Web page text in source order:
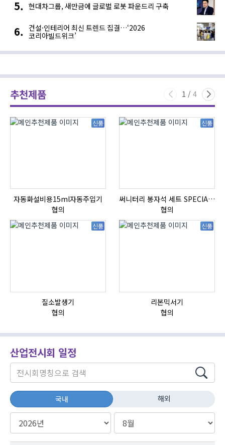
현대차그룹, 새만금에 글로벌 로봇 파운드리 구축
건설·인테리어 최신 트렌드 집결…‘2026
코리아빌드위크’
추천제품 1 / 4
신품
자동화설비용15ml자동주입기
협의
신품
써니터리 봉자석 세트 SPECIAL , 봉자석 , 자석봉 , 호퍼용자석 , 전자석
협의
신품
질소발생기
협의
신품
리본믹서기
협의
산업전시회 일정
국내 해외